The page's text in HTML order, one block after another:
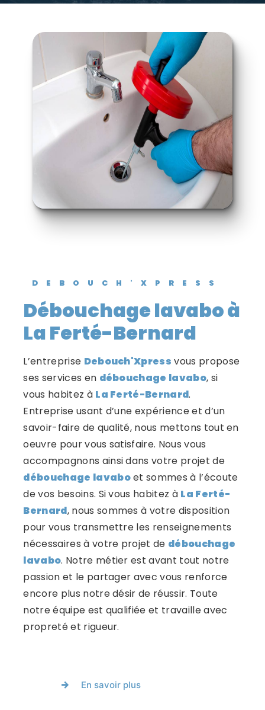
DEBOUCH'XPRESS
débouchage lavabo à
La Ferté-Bernard
L’entreprise Debouch'Xpress vous propose
ses services en débouchage lavabo, si
vous habitez à La Ferté-Bernard.
Entreprise usant d’une expérience et d’un
savoir-faire de qualité, nous mettons tout en
oeuvre pour vous satisfaire. Nous vous
accompagnons ainsi dans votre projet de
débouchage lavaboet sommes à l’écoute
de vos besoins. Si vous habitez à La Ferté-
Bernard, nous sommes à votre disposition
pour vous transmettre les renseignements
nécessaires à votre projet de débouchage
lavabo. Notre métier est avant tout notre
passion et le partager avec vous renforce
encore plus notre désir de réussir. Toute
notre équipe est qualifiée et travaille avec
propreté et rigueur.
En savoir plus